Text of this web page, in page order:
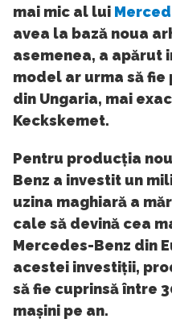
mai mic al lui
avea la bază noua
asemenea, a apărut
model ar urma să
din Ungaria, mai
Keckskemet.
Pentru producția
Benz a investit un
uzina maghiară a
cale să devină cea
Mercedes-Benz din
acestei investiții,
să fie cuprinsă între
mașini pe an.